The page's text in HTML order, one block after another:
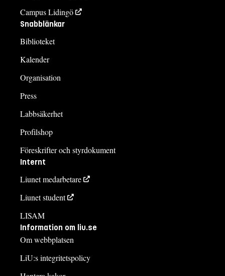
Campus Lidingö
Snabblänkar
Biblioteket
Kalender
Organisation
Press
Labbsäkerhet
Profilshop
Föreskrifter och styrdokument
Internt
Liunet medarbetare
Liunet student
LISAM
Information om liu.se
Om webbplatsen
LiU:s integritetspolicy